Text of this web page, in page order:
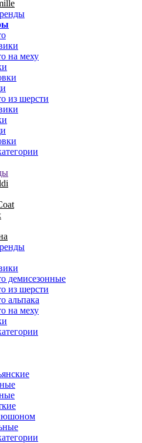
на меху
из шерсти
демисезонные
из шерсти
альпака
на меху